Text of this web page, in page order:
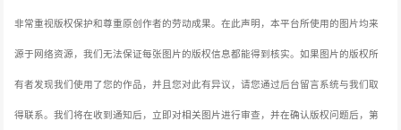
非常重视版权保护和尊重原创作者的劳动成果。在此声明，本平台所使用的图片均来
源于网络资源，我们无法保证每张图片的版权信息都能得到核实。如果图片的版权所
有者发现我们使用了您的作品，并且您对此有异议，请您通过后台留言系统与我们取
得联系。我们将在收到通知后，立即对相关图片进行审查，并在确认版权问题后，第